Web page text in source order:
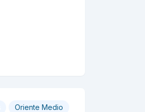
Oriente Medio